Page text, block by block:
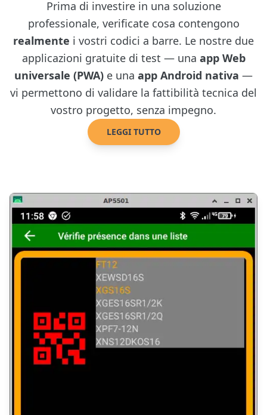
Prima di investire in una soluzione
professionale, verificate cosa contengono
realmente i vostri codici a barre. Le nostre due
applicazioni gratuite di test — una app Web
universale (PWA) e una app Android nativa —
vi permettono di validare la fattibilità tecnica del
vostro progetto, senza impegno.
LEGGI TUTTO